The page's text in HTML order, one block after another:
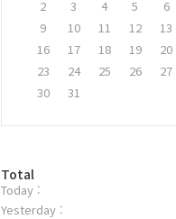
2
3 4 5 6
9
10 11 12 13
16
17 18 19 20
23
24 25 26 27
30
31
방
문
자
Total
Today :
Yesterday :